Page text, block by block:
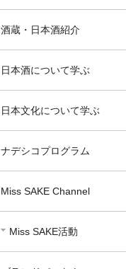
酒蔵・日本酒紹介
日本酒について学ぶ
日本文化について学ぶ
ナデシコプログラム
Miss SAKE Channel
Miss SAKE活動